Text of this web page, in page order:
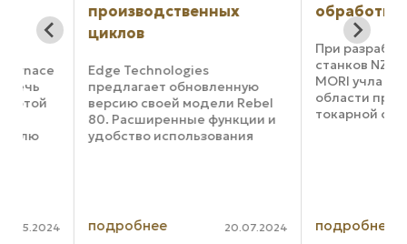
производственных
циклов
Edge Technologies
предлагает обновленную
версию своей модели Rebel
80. Расширенные функции и
удобство использования
экономичной цене. Rebel 80
...
подробнее 20.07.2024
обработки
При разработке
станков NZ
MORI учла свой
области
токарной
подробнее